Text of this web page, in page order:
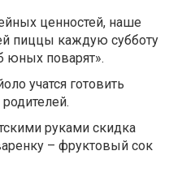
ценностей, наше
пиццы каждую субботу
юных поварят».
учатся готовить
руками скидка
– фруктовый сок